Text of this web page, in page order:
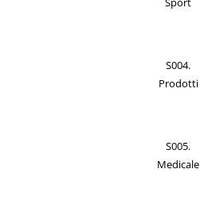
S004.
Prodotti
S005.
Medicale